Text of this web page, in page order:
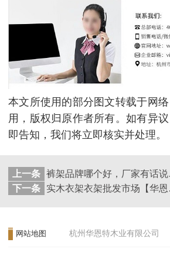
本文所使用的部分图文转载于网
用，版权归原作者所有。如有异
即告知，我们将立即核实并处理。
上一条
裤架
下一条
实
网站地图 杭州华恩特木业有限公司